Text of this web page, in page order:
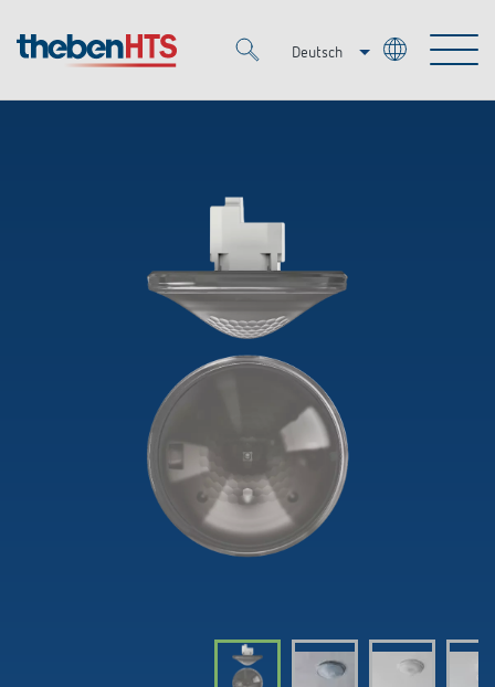
Deutsch
Italiano
Präsenzmelder & Bewegungsmelder
LED-Leuchten
Zeit- und Lichtsteuerung
OEM-Lösungen
Ansprechpartner OEM
Referenzen
Zeit- und Lichtsteuerung
DALI-2 Lichtsteuerung
KNX-Systeme
LEDs schalten und dimmen
Mediathek
Kataloge und Prospekte